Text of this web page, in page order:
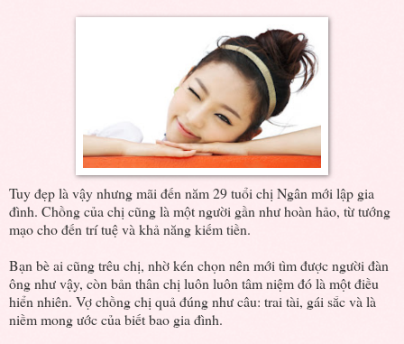
Tuy đẹp là vậy nhưng mãi đến năm 29 tuổi chị Ngân mới lập gia
đình. Chồng của chị cũng là một người gần như hoàn hảo, từ tướng
mạo cho đến trí tuệ và khả năng kiếm tiền.
Bạn bè ai cũng trêu chị, nhờ kén chọn nên mới tìm được người đàn
ông như vậy, còn bản thân chị luôn luôn tâm niệm đó là một điều
hiển nhiên. Vợ chồng chị quả đúng như câu: trai tài, gái sắc và là
niềm mong ước của biết bao gia đình.